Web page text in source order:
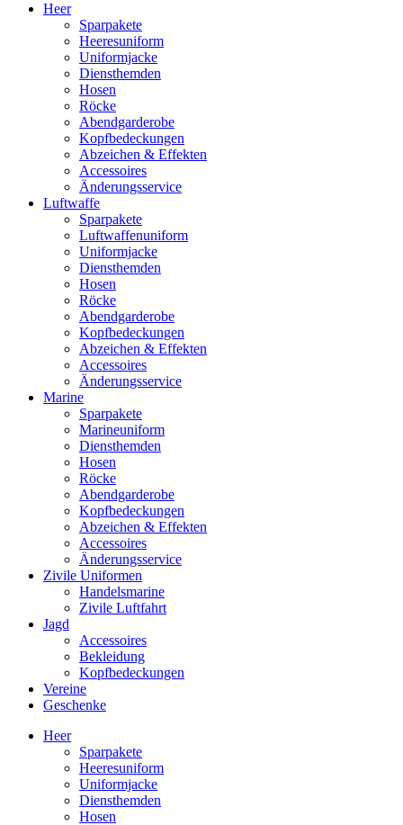
Heer
Sparpakete
Heeresuniform
Uniformjacke
Diensthemden
Hosen
Röcke
Abendgarderobe
Kopfbedeckungen
Abzeichen & Effekten
Accessoires
Änderungsservice
Luftwaffe
Sparpakete
Luftwaffenuniform
Uniformjacke
Diensthemden
Hosen
Röcke
Abendgarderobe
Kopfbedeckungen
Abzeichen & Effekten
Accessoires
Änderungsservice
Marine
Sparpakete
Marineuniform
Diensthemden
Hosen
Röcke
Abendgarderobe
Kopfbedeckungen
Abzeichen & Effekten
Accessoires
Änderungsservice
Zivile Uniformen
Handelsmarine
Zivile Luftfahrt
Jagd
Accessoires
Bekleidung
Kopfbedeckungen
Vereine
Geschenke
Heer
Sparpakete
Heeresuniform
Uniformjacke
Diensthemden
Hosen